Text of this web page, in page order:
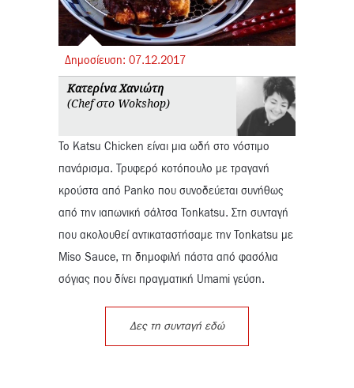
Δημοσίευση: 07.12.2017
Κατερίνα Χανιώτη
(Chef στο Wokshop)
Το Katsu Chicken είναι μια ωδή στο νόστιμο
πανάρισμα. Τρυφερό κοτόπουλο με τραγανή
κρούστα από Panko που συνοδεύεται συνήθως
από την ιαπωνική σάλτσα Tonkatsu. Στη συνταγή
που ακολουθεί αντικαταστήσαμε την Tonkatsu με
Miso Sauce, τη δημοφιλή πάστα από φασόλια
σόγιας που δίνει πραγματική Umami γεύση.
Δες τη συνταγή εδώ